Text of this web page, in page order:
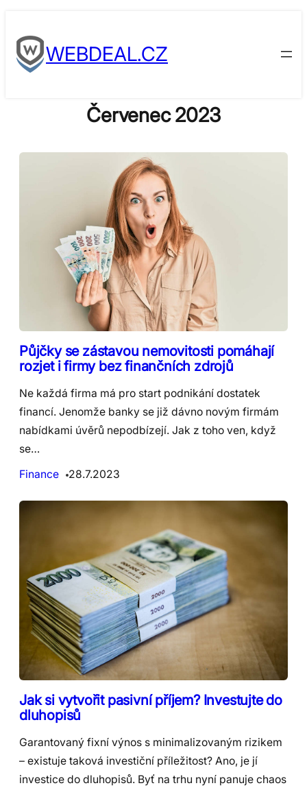
to
contentWEBDEAL.CZ
Červenec 2023
Půjčky se zástavou nemovitosti pomáhají
rozjet i firmy bez finančních zdrojů
Ne každá firma má pro start podnikání dostatek
financí. Jenomže banky se již dávno novým firmám
nabídkami úvěrů nepodbízejí. Jak z toho ven, když
se…
Finance
28.7.2023
Jak si vytvořit pasivní příjem? Investujte do
dluhopisů
Garantovaný fixní výnos s minimalizovaným rizikem
– existuje taková investiční příležitost? Ano, je jí
investice do dluhopisů. Byť na trhu nyní panuje chaos